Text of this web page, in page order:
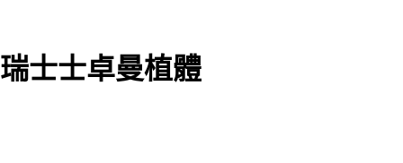
瑞士士卓曼植體